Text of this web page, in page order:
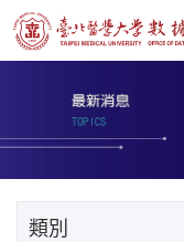
類別